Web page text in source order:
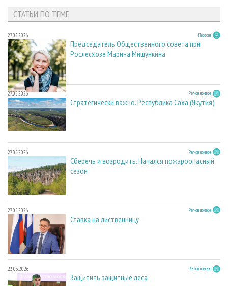
СТАТЬИ ПО ТЕМЕ
27.05.2026 Персона
Председатель Общественного совета при
Рослесхозе Марина Мишункина
27.05.2026 Регион номера
Стратегически важно. Республика Саха (Якутия)
27.05.2026 Регион номера
Сберечь и возродить. Начался пожароопасный
сезон
27.05.2026 Регион номера
Ставка на лиственницу
23.03.2026 Регион номера
Защитить защитные леса